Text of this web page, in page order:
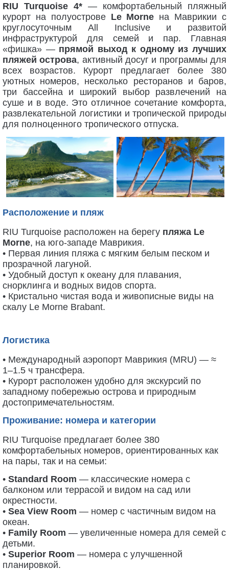
RIU Turquoise 4* — комфортабельный пляжный
курорт на полуострове Le Morne на Маврикии с
круглосуточным All Inclusive и развитой
инфраструктурой для семей и пар. Главная
«фишка» — прямой выход к одному из лучших
пляжей острова, активный досуг и программы для
всех возрастов. Курорт предлагает более 380
уютных номеров, несколько ресторанов и баров,
три бассейна и широкий выбор развлечений на
суше и в воде. Это отличное сочетание комфорта,
развлекательной логистики и тропической природы
для полноценного тропического отпуска.
Расположение и пляж
RIU Turquoise расположен на берегу пляжа Le
Morne, на юго-западе Маврикия.
• Первая линия пляжа с мягким белым песком и
прозрачной лагуной.
• Удобный доступ к океану для плавания,
снорклинга и водных видов спорта.
• Кристально чистая вода и живописные виды на
скалу Le Morne Brabant.
Логистика
• Международный аэропорт Маврикия (MRU) — ≈
1–1.5 ч трансфера.
• Курорт расположен удобно для экскурсий по
западному побережью острова и природным
достопримечательностям.
Проживание: номера и категории
RIU Turquoise предлагает более 380
комфортабельных номеров, ориентированных как
на пары, так и на семьи:
• Standard Room — классические номера с
балконом или террасой и видом на сад или
окрестности.
• Sea View Room — номер с частичным видом на
океан.
• Family Room — увеличенные номера для семей с
детьми.
• Superior Room — номера с улучшенной
планировкой.